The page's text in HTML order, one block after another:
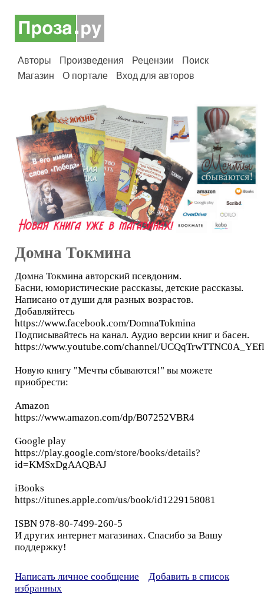
Авторы Произведения Рецензии
Поиск
Магазин
О портале Вход для авторов
Домна Токмина
Домна Токмина авторский псевдоним.
Басни, юмористические рассказы, детские рассказы.
Написано от души для разных возрастов.
Добавляйтесь
https://www.facebook.com/DomnaTokmina
Подписывайтесь на канал. Аудио версии книг и басен.
https://www.youtube.com/channel/
Новую книгу "Мечты сбываются!" вы можете
приобрести:
Amazon
https://www.amazon.com/dp/B07252VBR4
Google play
https://play.google.com/store/books/details?
id=KMSxDgAAQBAJ
iBooks
https://itunes.apple.com/us/book/id1229158081
ISBN 978-80-7499-260-5
И других интернет магазинах. Спасибо за Вашу
поддержку!
Написать личное сообщение
Добавить в список
избранных